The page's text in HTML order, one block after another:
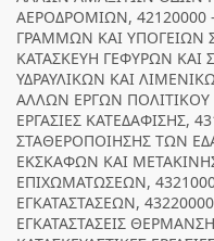
ΑΕΡΟΔΡΟΜΙΩΝ, 42120000
ΓΡΑΜΜΩΝ ΚΑΙ ΥΠΟΓΕΙΩΝ
ΚΑΤΑΣΚΕΥΗ ΓΕΦΥΡΩΝ ΚΑΙ
ΥΔΡΑΥΛΙΚΩΝ ΚΑΙ
ΑΛΛΩΝ ΕΡΓΩΝ ΠΟΛΙΤΙΚΟΥ
ΕΡΓΑΣΙΕΣ ΚΑΤΕΔΑΦΙΣΗΣ,
ΣΤΑΘΕΡΟΠΟΙΗΣΗΣ ΤΩΝ
ΕΚΣΚΑΦΩΝ ΚΑΙ
ΕΠΙΧΩΜΑΤΩΣΕΩΝ,
ΕΓΚΑΤΑΣΤΑΣΕΩΝ,
ΕΓΚΑΤΑΣΤΑΣΕΙΣ